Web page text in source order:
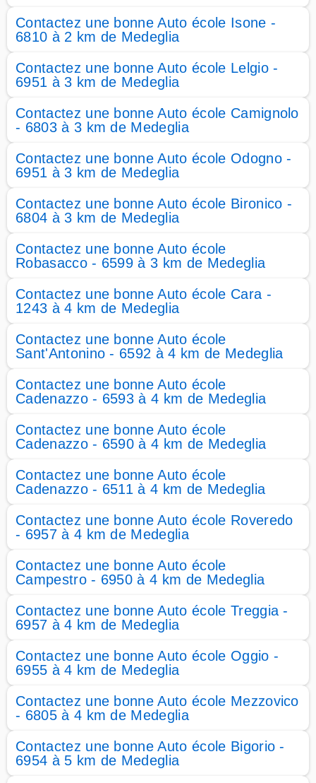
Contactez une bonne Auto école Isone -
6810 à 2 km de Medeglia
Contactez une bonne Auto école Lelgio -
6951 à 3 km de Medeglia
Contactez une bonne Auto école Camignolo
- 6803 à 3 km de Medeglia
Contactez une bonne Auto école Odogno -
6951 à 3 km de Medeglia
Contactez une bonne Auto école Bironico -
6804 à 3 km de Medeglia
Contactez une bonne Auto école
Robasacco - 6599 à 3 km de Medeglia
Contactez une bonne Auto école Cara -
1243 à 4 km de Medeglia
Contactez une bonne Auto école
Sant'Antonino - 6592 à 4 km de Medeglia
Contactez une bonne Auto école
Cadenazzo - 6593 à 4 km de Medeglia
Contactez une bonne Auto école
Cadenazzo - 6590 à 4 km de Medeglia
Contactez une bonne Auto école
Cadenazzo - 6511 à 4 km de Medeglia
Contactez une bonne Auto école Roveredo
- 6957 à 4 km de Medeglia
Contactez une bonne Auto école
Campestro - 6950 à 4 km de Medeglia
Contactez une bonne Auto école Treggia -
6957 à 4 km de Medeglia
Contactez une bonne Auto école Oggio -
6955 à 4 km de Medeglia
Contactez une bonne Auto école Mezzovico
- 6805 à 4 km de Medeglia
Contactez une bonne Auto école Bigorio -
6954 à 5 km de Medeglia